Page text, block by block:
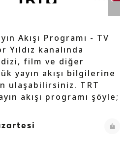
Akışı Programı - TV
Yıldız kanalında
dizi, film ve diğer
yayın akışı bilgilerine
ulaşabilirsiniz. TRT
akışı programı şöyle;